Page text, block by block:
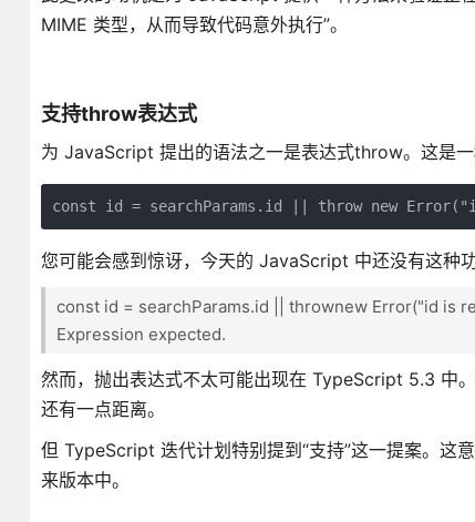
MIME 类型，从而导致代码意外执行”。
支持throw表达式
为 JavaScript 提出的语法之一是表达式throw。这是一
const id = searchParams.id || throw new
您可能会感到惊讶，今天的 JavaScript 中还没有这种
const id = searchParams.id || thrownew Error("id is
Expression expected.
然而，抛出表达式不太可能出现在 TypeScript 5.3 中
还有一点距离。
但 TypeScript 迭代计划特别提到“支持”这一提案。
来版本中。